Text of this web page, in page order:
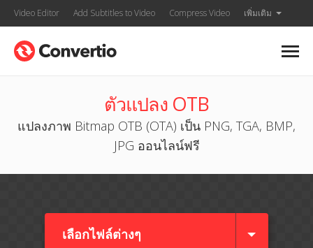
Video Editor Add Subtitles to Video Compress Video เพิ่มเติม
ตัวแปลง OTB
แปลงภาพ Bitmap OTB (OTA) เป็น PNG, TGA, BMP,
JPG ออนไลน์ฟรี
เลือกไฟล์ต่างๆ​